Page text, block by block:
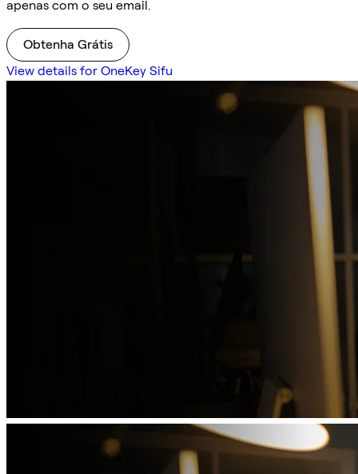
apenas com o seu email.
Obtenha Grátis
View details for OneKey Sifu